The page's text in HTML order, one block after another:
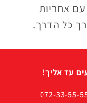
אחריות
כל הדרך.
עד אליך!